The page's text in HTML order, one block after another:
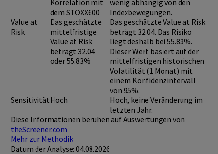
Korrelation mit
dem STOXX600
wenig abhängig von den
Indexbewegungen.
Value at
Risk
Das geschätzte
mittelfristige
Value at Risk
beträgt 32.04
oder 55.83%
Das geschätzte Value at Risk
beträgt 32.04. Das Risiko
liegt deshalb bei 55.83%.
Dieser Wert basiert auf der
mittelfristigen historischen
Volatilität (1 Monat) mit
einem Konfidenzintervall
von 95%.
SensitivitätHoch
Hoch, keine Veränderung im
letzten Jahr.
Diese Informationen beruhen auf Auswertungen von
theScreener.com
Mehr zur Methodik
Datum der Analyse: 04.08.2026